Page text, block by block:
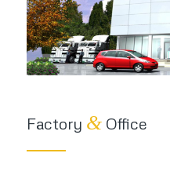
Factory &Office